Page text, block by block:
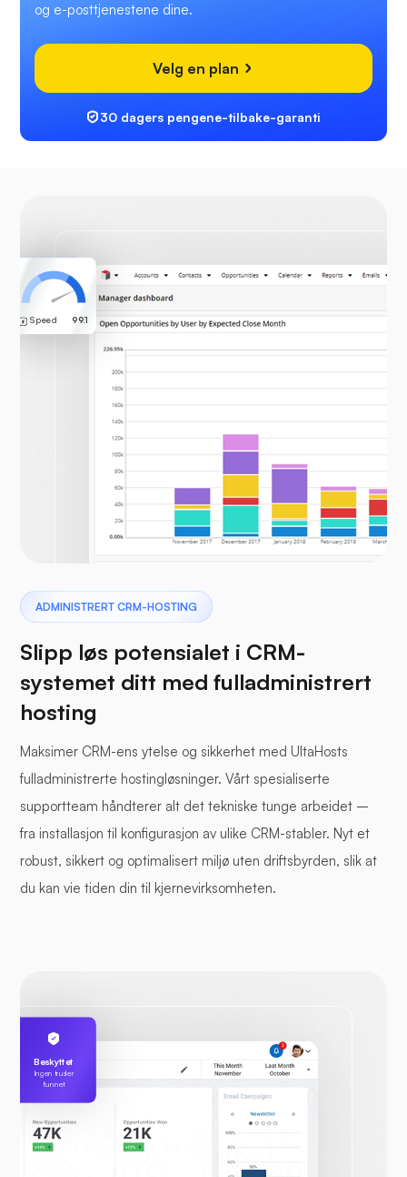
og e-posttjenestene dine.
Velg en plan
30 dagers pengene-tilbake-garanti
ADMINISTRERT CRM-HOSTING
Slipp løs potensialet i CRM-
systemet ditt med fulladministrert
hosting
Maksimer CRM-ens ytelse og sikkerhet med UltaHosts
fulladministrerte hostingløsninger. Vårt spesialiserte
supportteam håndterer alt det tekniske tunge arbeidet –
fra installasjon til konfigurasjon av ulike CRM-stabler. Nyt et
robust, sikkert og optimalisert miljø uten driftsbyrden, slik at
du kan vie tiden din til kjernevirksomheten.
Ultahost
Speed 99.1
Beskyttet
Ingen trusler
funnet